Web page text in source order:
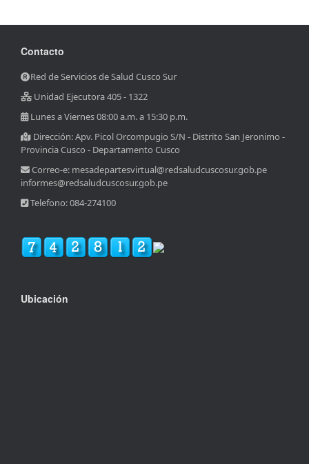
Contacto
Red de Servicios de Salud Cusco Sur
Unidad Ejecutora 405 - 1322
Lunes a Viernes 08:00 a.m. a 15:30 p.m.
Dirección: Apv. Picol Orcompugio S/N - Distrito San Jeronimo -
Provincia Cusco - Departamento Cusco
Correo-e: mesadepartesvirtual@redsaludcuscosur.gob.pe
informes@redsaludcuscosur.gob.pe
Telefono: 084-274100
Ubicación